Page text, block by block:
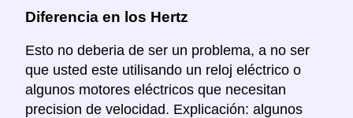
Diferencia en los Hertz
Esto no deberia de ser un problema, a no ser
que usted este utilisando un reloj eléctrico o
algunos motores eléctricos que necesitan
precision de velocidad. Explicación: algunos